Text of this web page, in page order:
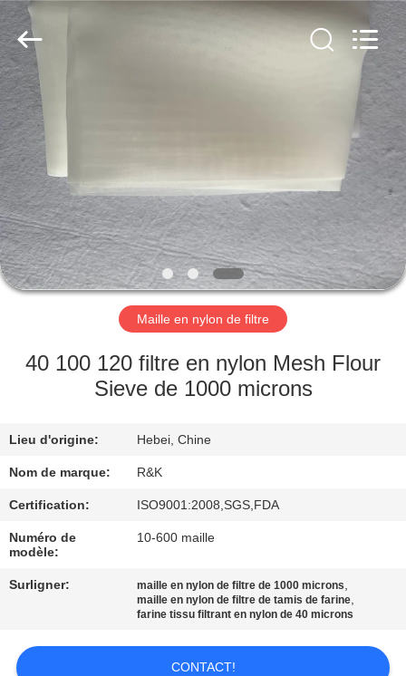
MAISON
PRODUITS
AU
SUJET
DE
NOUS
VISITE
D'USINE
CONTRÔLE
DE
QUALITÉ
CONTACTEZ-
NOUS
NOUVELLES
Reking
Wire
Mesh
Co.,Ltd.
All
Rights
Reserved.
Maille en nylon de filtre
40 100 120 filtre en nylon Mesh Flour
Sieve de 1000 microns
Lieu d'origine: Hebei, Chine
Nom de marque: R&K
Certification: ISO9001:2008,SGS,FDA
Numéro de
modèle:
10-600 maille
Surligner: maille en nylon de filtre de 1000 microns,
maille en nylon de filtre de tamis de farine,
farine tissu filtrant en nylon de 40 microns
CONTACT!